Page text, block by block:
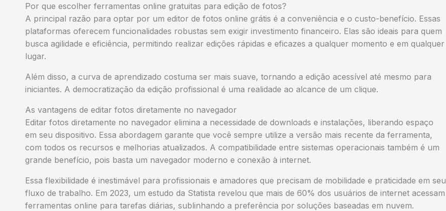
Por que escolher ferramentas online gratuitas para edição de fotos?
A principal razão para optar por um editor de fotos online grátis é a conveniência e o custo-benefício. Essas
plataformas oferecem funcionalidades robustas sem exigir investimento financeiro. Elas são ideais para quem
busca agilidade e eficiência, permitindo realizar edições rápidas e eficazes a qualquer momento e em qualquer
lugar.
Além disso, a curva de aprendizado costuma ser mais suave, tornando a edição acessível até mesmo para
iniciantes. A democratização da edição profissional é uma realidade ao alcance de um clique.
As vantagens de editar fotos diretamente no navegador
Editar fotos diretamente no navegador elimina a necessidade de downloads e instalações, liberando espaço
em seu dispositivo. Essa abordagem garante que você sempre utilize a versão mais recente da ferramenta,
com todos os recursos e melhorias atualizados. A compatibilidade entre sistemas operacionais também é um
grande benefício, pois basta um navegador moderno e conexão à internet.
Essa flexibilidade é inestimável para profissionais e amadores que precisam de mobilidade e praticidade em seu
fluxo de trabalho. Em 2023, um estudo da Statista revelou que mais de 60% dos usuários de internet acessam
ferramentas online para tarefas diárias, sublinhando a preferência por soluções baseadas em nuvem.